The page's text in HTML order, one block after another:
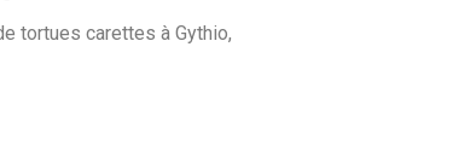
tortues carettes à Gythio,